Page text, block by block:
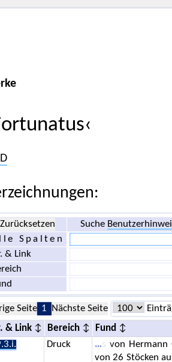
Zurücksetzen Suche
Spalten
& Link
Seite 1 Nächste Seite
& Link Bereich
Fund
Druck
s von Hermann
von 26 Stöcken